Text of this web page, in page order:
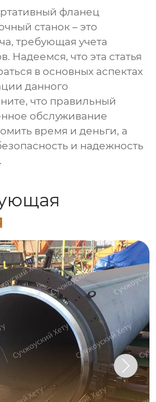
фланец
станок – это
требующая учета
Надеемся, что эта статья
в основных аспектах
данного
что правильный
обслуживание
время и деньги, а
и надежность